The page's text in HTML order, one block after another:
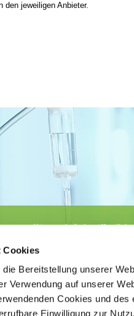
Cookies
Bereitstellung unserer
Verwendung auf unserer
Cookies und
Einwilligung zur
den jeweiligen Anbieter.
Körperschaft des